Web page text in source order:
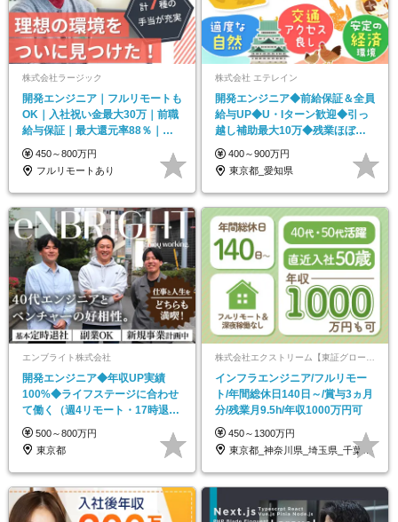
株式会社ラージック
開発エンジニア｜フルリモートも
OK｜入社祝い金最大30万｜前職
給与保証｜最大還元率88％｜年
休最大144日
450～800万円
フルリモートあり
株式会社 エテレイン
開発エンジニア◆前給保証＆全員
給与UP◆U・Iターン歓迎◆引っ
越し補助最大10万◆残業ほぼな
し◆月給60万も可
400～900万円
東京都_愛知県
エンブライト株式会社
開発エンジニア◆年収UP実績
100%◆ライフステージに合わせ
て働く（週4リモート・17時退社
相談可）◆副業OK
500～800万円
東京都
インフラエンジニア/フルリモー
ト/年間総休日140日～/賞与3ヵ月
分/残業月9.5h/年収1000万円可
450～1300万円
東京都_神奈川県_埼玉県_千葉県_大阪府…